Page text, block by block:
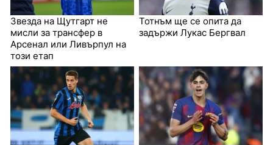
Звезда на Щутгарт не
мисли за трансфер в
Арсенал или Ливърпул на
този етап
Тотнъм ще се опита да
задържи Лукас Бергвал